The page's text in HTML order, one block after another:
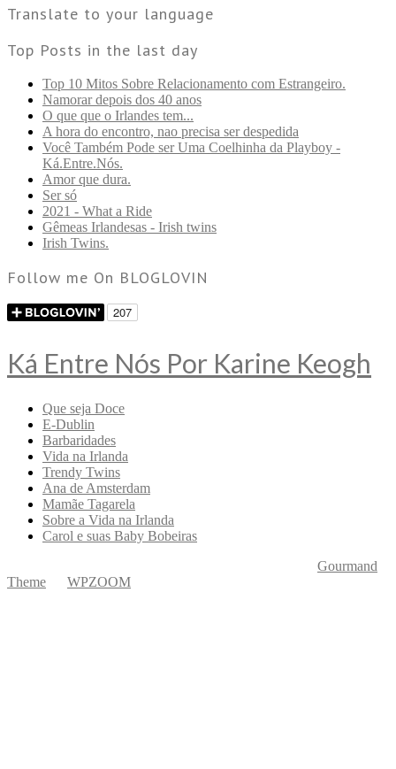
Translate to your language
Top Posts in the last day
Top 10 Mitos Sobre Relacionamento com Estrangeiro.
Namorar depois dos 40 anos
O que que o Irlandes tem...
A hora do encontro, nao precisa ser despedida
Você Também Pode ser Uma Coelhinha da Playboy -
Ká.Entre.Nós.
Amor que dura.
Ser só
2021 - What a Ride
Gêmeas Irlandesas - Irish twins
Irish Twins.
Follow me On BLOGLOVIN
Ká Entre Nós Por Karine Keogh
Que seja Doce
E-Dublin
Barbaridades
Vida na Irlanda
Trendy Twins
Ana de Amsterdam
Mamãe Tagarela
Sobre a Vida na Irlanda
Carol e suas Baby Bobeiras
Gourmand
Theme
WPZOOM